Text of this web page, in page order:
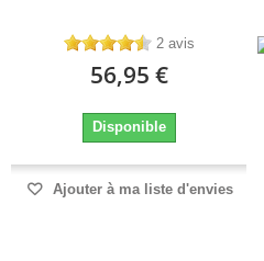
2 avis
56,95 €
Disponible
Ajouter à ma liste d'envies